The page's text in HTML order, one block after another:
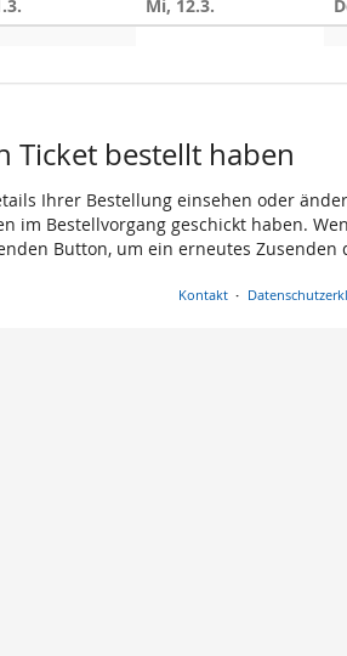
auswählen
Mi, 12.3.
Ticket bestellt haben
Ihrer Bestellung einsehen oder
im Bestellvorgang geschickt haben.
Button, um ein erneutes Zusenden
Kontakt